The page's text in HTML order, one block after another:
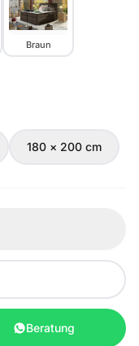
Braun
180 × 200 cm
Beratung